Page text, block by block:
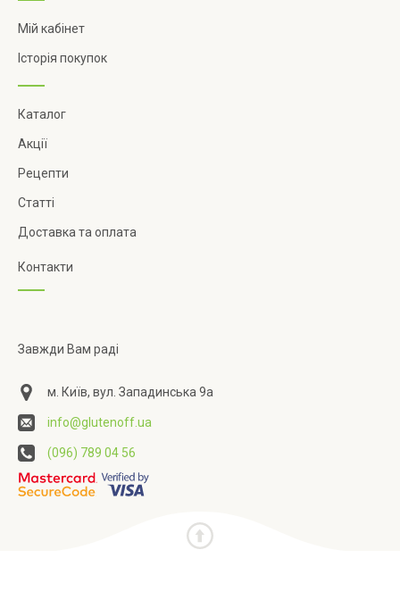
Мій кабінет
Історія покупок
Каталог
Акції
Рецепти
Статті
Доставка та оплата
Контакти
Завжди Вам раді
м. Київ, вул. Западинська 9а
info@glutenoff.ua
(096) 789 04 56